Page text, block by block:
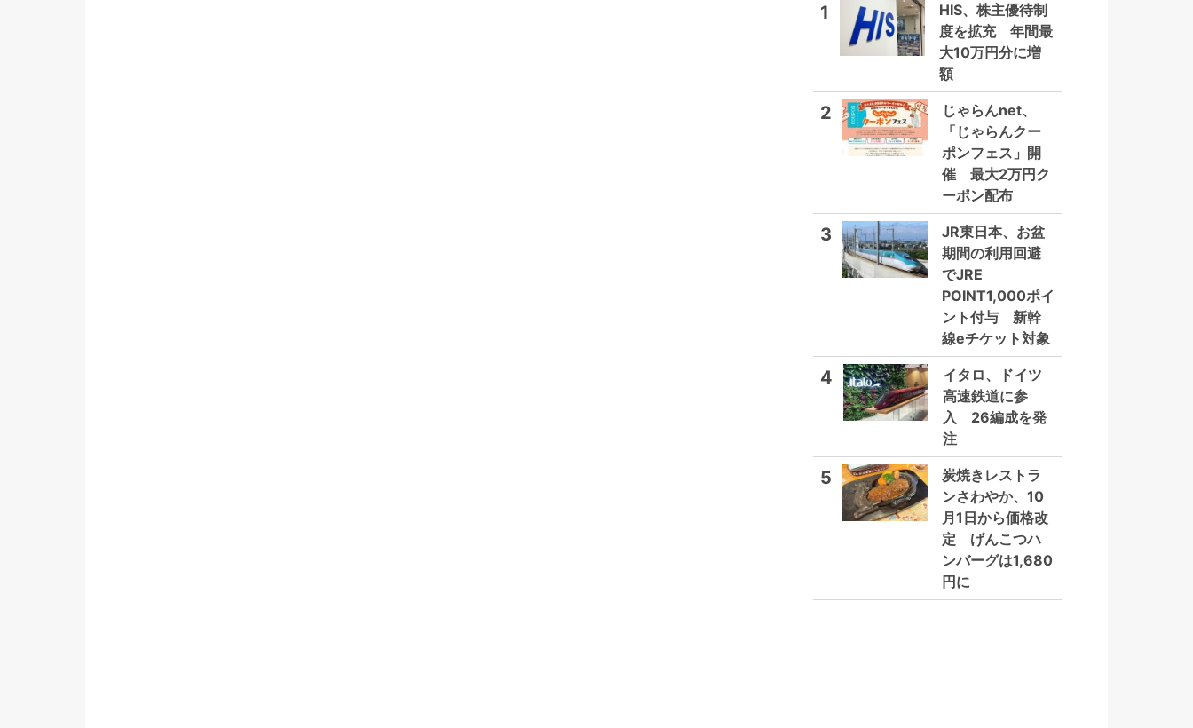
1
HIS、株主優待制
度を拡充 年間最
大10万円分に増
額
2
じゃらんnet、
「じゃらんクー
ポンフェス」開
催 最大2万円ク
ーポン配布
3
JR東日本、お盆
期間の利用回避
でJRE
POINT1,000ポイ
ント付与 新幹
線eチケット対象
4
イタロ、ドイツ
高速鉄道に参
入 26編成を発
注
5
炭焼きレストラ
ンさわやか、10
月1日から価格改
定 げんこつハ
ンバーグは1,680
円に